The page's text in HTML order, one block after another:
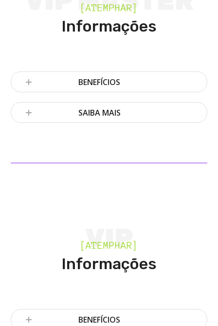
[ATEMPHAR]
Informações
BENEFÍCIOS
SAIBA MAIS
VIP
[ATEMPHAR]
Informações
BENEFÍCIOS